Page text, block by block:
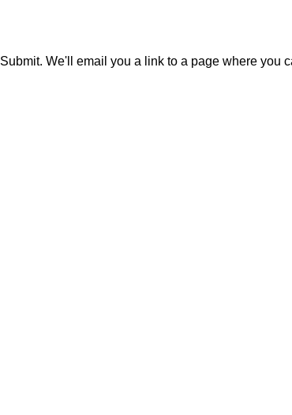
We'll email you a link to a page where you